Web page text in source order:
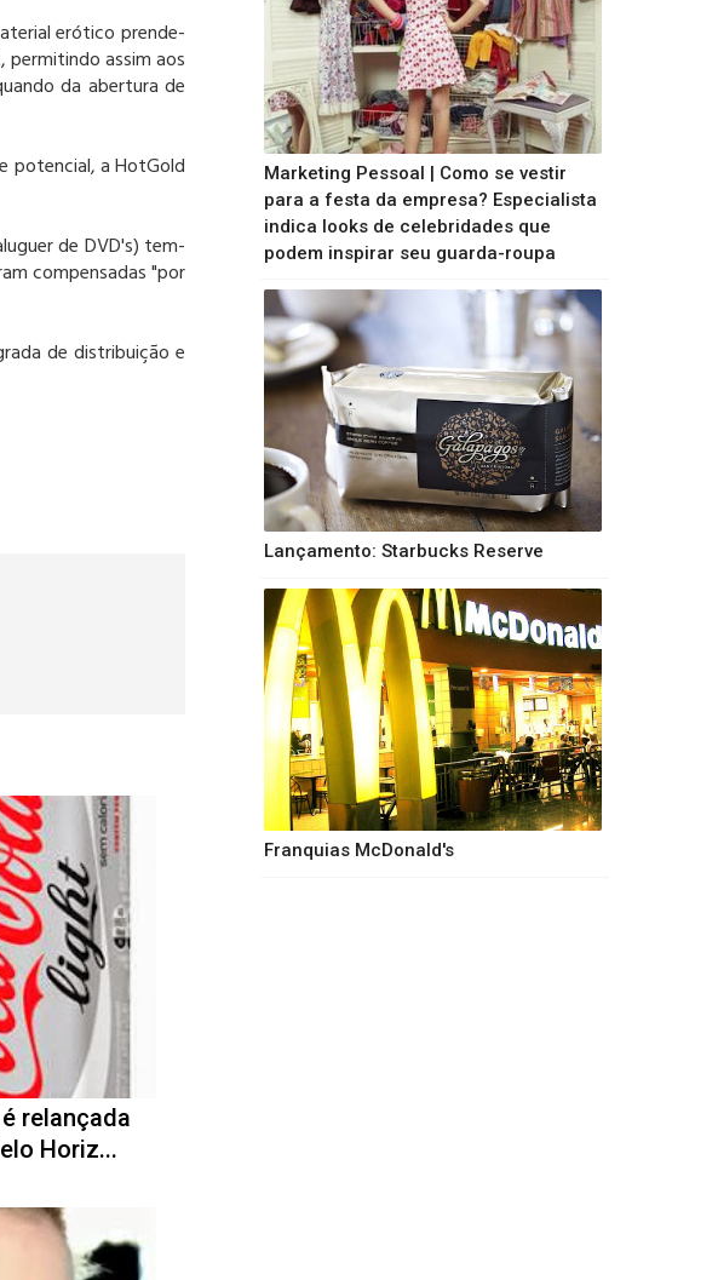
erótico prende-
permitindo assim aos
da abertura de
potencial, a HotGold
de DVD's) tem-
compensadas "por
de distribuição e
relançada
Horiz...
Marketing Pessoal | Como se vestir
para a festa da empresa? Especialista
indica looks de celebridades que
podem inspirar seu guarda-roupa
Lançamento: Starbucks Reserve
Franquias McDonald's